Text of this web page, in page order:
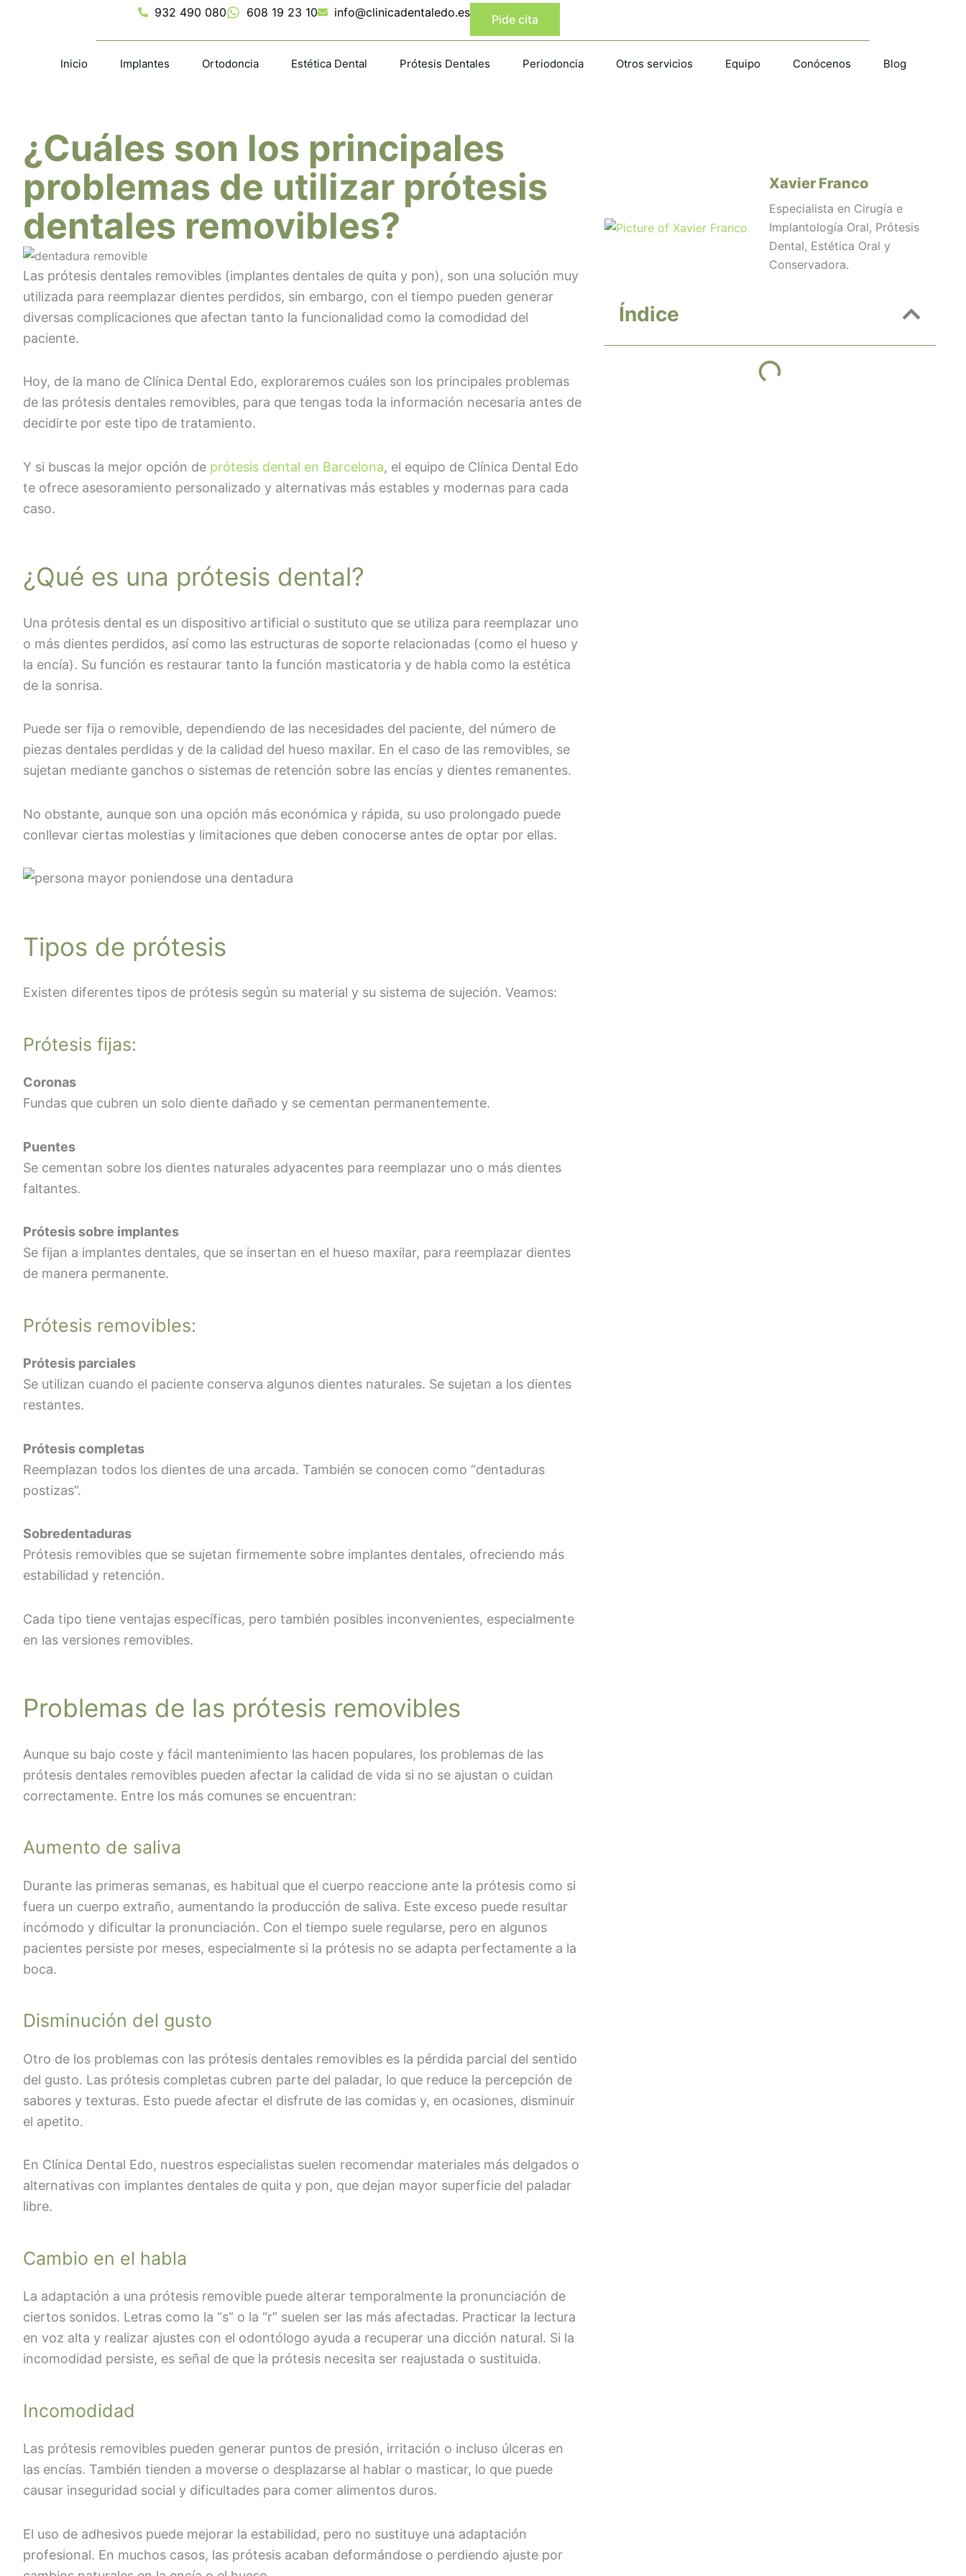
932 490 080 608 19 23 10 info@clinicadentaledo.es Pide cita
Inicio Implantes Ortodoncia Estética Dental Prótesis Dentales Periodoncia Otros servicios Equipo Conócenos Blog
¿Cuáles son los principales
problemas de utilizar prótesis
dentales removibles?
Las prótesis dentales removibles (implantes dentales de quita y pon), son una solución muy
utilizada para reemplazar dientes perdidos, sin embargo, con el tiempo pueden generar
diversas complicaciones que afectan tanto la funcionalidad como la comodidad del
paciente.
Hoy, de la mano de Clínica Dental Edo, exploraremos cuáles son los principales problemas
de las prótesis dentales removibles, para que tengas toda la información necesaria antes de
decidirte por este tipo de tratamiento.
Y si buscas la mejor opción de prótesis dental en Barcelona, el equipo de Clínica Dental Edo
te ofrece asesoramiento personalizado y alternativas más estables y modernas para cada
caso.
¿Qué es una prótesis dental?
Una prótesis dental es un dispositivo artificial o sustituto que se utiliza para reemplazar uno
o más dientes perdidos, así como las estructuras de soporte relacionadas (como el hueso y
la encía). Su función es restaurar tanto la función masticatoria y de habla como la estética
de la sonrisa.
Puede ser fija o removible, dependiendo de las necesidades del paciente, del número de
piezas dentales perdidas y de la calidad del hueso maxilar. En el caso de las removibles, se
sujetan mediante ganchos o sistemas de retención sobre las encías y dientes remanentes.
No obstante, aunque son una opción más económica y rápida, su uso prolongado puede
conllevar ciertas molestias y limitaciones que deben conocerse antes de optar por ellas.
Tipos de prótesis
Existen diferentes tipos de prótesis según su material y su sistema de sujeción. Veamos:
Prótesis fijas:
Coronas
Fundas que cubren un solo diente dañado y se cementan permanentemente.
Puentes
Se cementan sobre los dientes naturales adyacentes para reemplazar uno o más dientes
faltantes.
Prótesis sobre implantes
Se fijan a implantes dentales, que se insertan en el hueso maxilar, para reemplazar dientes
de manera permanente.
Prótesis removibles:
Prótesis parciales
Se utilizan cuando el paciente conserva algunos dientes naturales. Se sujetan a los dientes
restantes.
Prótesis completas
Reemplazan todos los dientes de una arcada. También se conocen como “dentaduras
postizas”.
Sobredentaduras
Prótesis removibles que se sujetan firmemente sobre implantes dentales, ofreciendo más
estabilidad y retención.
Cada tipo tiene ventajas específicas, pero también posibles inconvenientes, especialmente
en las versiones removibles.
Problemas de las prótesis removibles
Aunque su bajo coste y fácil mantenimiento las hacen populares, los problemas de las
prótesis dentales removibles pueden afectar la calidad de vida si no se ajustan o cuidan
correctamente. Entre los más comunes se encuentran:
Aumento de saliva
Durante las primeras semanas, es habitual que el cuerpo reaccione ante la prótesis como si
fuera un cuerpo extraño, aumentando la producción de saliva. Este exceso puede resultar
incómodo y dificultar la pronunciación. Con el tiempo suele regularse, pero en algunos
pacientes persiste por meses, especialmente si la prótesis no se adapta perfectamente a la
boca.
Disminución del gusto
Otro de los problemas con las prótesis dentales removibles es la pérdida parcial del sentido
del gusto. Las prótesis completas cubren parte del paladar, lo que reduce la percepción de
sabores y texturas. Esto puede afectar el disfrute de las comidas y, en ocasiones, disminuir
el apetito.
En Clínica Dental Edo, nuestros especialistas suelen recomendar materiales más delgados o
alternativas con implantes dentales de quita y pon, que dejan mayor superficie del paladar
libre.
Cambio en el habla
La adaptación a una prótesis removible puede alterar temporalmente la pronunciación de
ciertos sonidos. Letras como la “s” o la “r” suelen ser las más afectadas. Practicar la lectura
en voz alta y realizar ajustes con el odontólogo ayuda a recuperar una dicción natural. Si la
incomodidad persiste, es señal de que la prótesis necesita ser reajustada o sustituida.
Incomodidad
Las prótesis removibles pueden generar puntos de presión, irritación o incluso úlceras en
las encías. También tienden a moverse o desplazarse al hablar o masticar, lo que puede
causar inseguridad social y dificultades para comer alimentos duros.
El uso de adhesivos puede mejorar la estabilidad, pero no sustituye una adaptación
profesional. En muchos casos, las prótesis acaban deformándose o perdiendo ajuste por
Xavier Franco
Especialista en Cirugía e
Implantología Oral, Prótesis
Dental, Estética Oral y
Conservadora.
Índice